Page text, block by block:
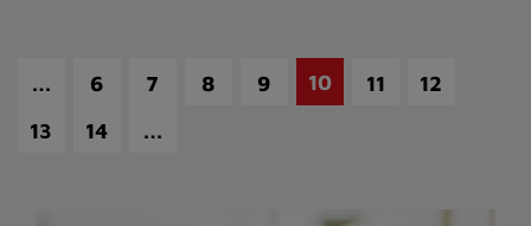
… 6 7 8 9 10 11
12
13
14 …